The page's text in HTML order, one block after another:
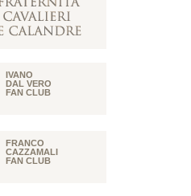
IVANO
DAL VERO
FAN CLUB
FRANCO
CAZZAMALI
FAN CLUB